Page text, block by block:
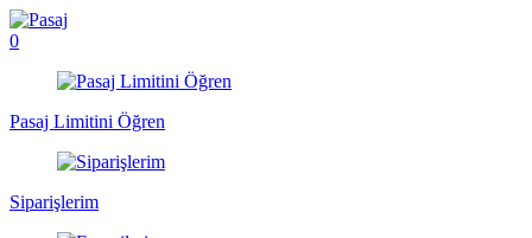
0
Pasaj Limitini Öğren
Siparişlerim